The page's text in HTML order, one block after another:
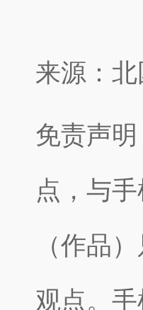
来源：北
免责声
点，与
（作品
观点。